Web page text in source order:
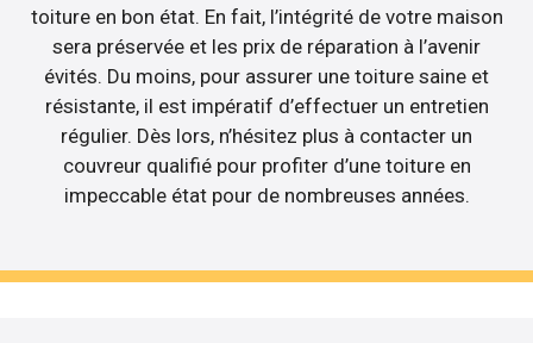
toiture en bon état. En fait, l’intégrité de votre maison
sera préservée et les prix de réparation à l’avenir
évités. Du moins, pour assurer une toiture saine et
résistante, il est impératif d’effectuer un entretien
régulier. Dès lors, n’hésitez plus à contacter un
couvreur qualifié pour profiter d’une toiture en
impeccable état pour de nombreuses années.